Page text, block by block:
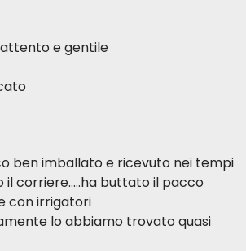
e gentile
ben imballato e ricevuto nei tempi
il corriere.....ha buttato il pacco
con irrigatori
lo abbiamo trovato quasi